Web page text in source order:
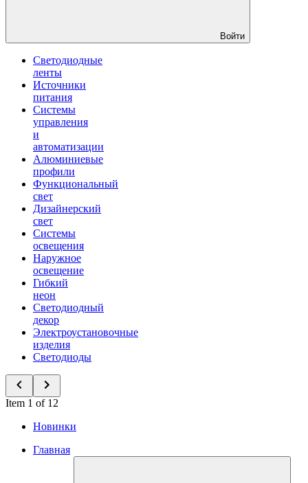
Войти
Светодиодные
ленты
Источники
питания
Системы
управления
и
автоматизации
Алюминиевые
профили
Функциональный
свет
Дизайнерский
свет
Системы
освещения
Наружное
освещение
Гибкий
неон
Светодиодный
декор
Электроустановочные
изделия
Светодиоды
Item 1 of 12
Новинки
Главная